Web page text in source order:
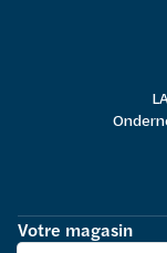
Votre magasin